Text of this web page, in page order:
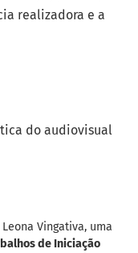
do audiovisual
Leona Vingativa, uma
de Iniciação
realizadora e a